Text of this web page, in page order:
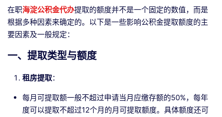
在职海淀公积金代办提取的额度并不是一个固定的数值，而是
根据多种因素来确定的。以下是一些影响公积金提取额度的主
要因素及一般规定：
一、提取类型与额度
租房提取：
每月可提取额一般不超过申请当月应缴存额的50%，每年
度可以提取不超过12个月的月可提取额度。具体额度还可